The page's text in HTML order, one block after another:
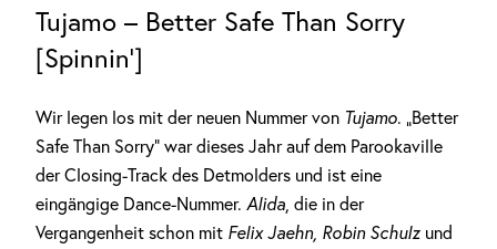
Tujamo – Better Safe Than Sorry
[Spinnin‘]
Wir legen los mit der neuen Nummer von Tujamo. „Better
Safe Than Sorry“ war dieses Jahr auf dem Parookaville
der Closing-Track des Detmolders und ist eine
eingängige Dance-Nummer. Alida, die in der
Vergangenheit schon mit Felix Jaehn, Robin Schulz und